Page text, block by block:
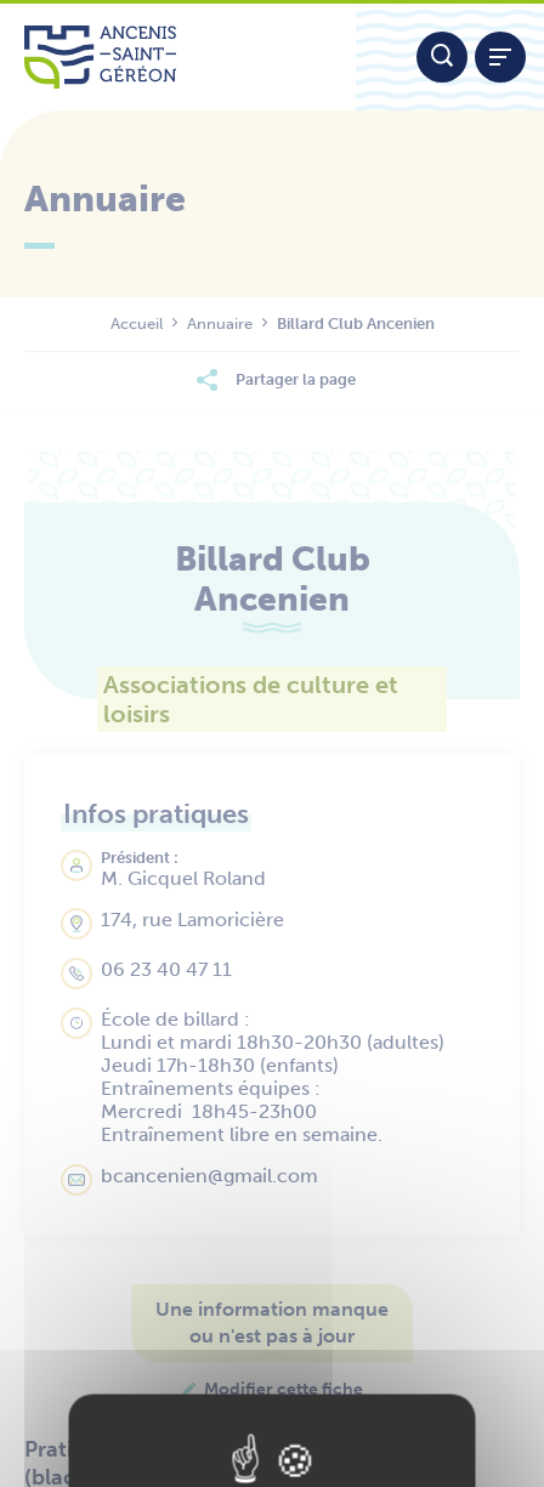
Aller
contenu
Annuaire
Accueil Annuaire Billard Club Ancenien
Partager la page
Billard Club
Ancenien
Associations de culture et
loisirs
Infos pratiques
Président :
M. Gicquel Roland
174, rue Lamoricière
06 23 40 47 11
École de billard :
Lundi et mardi 18h30-20h30 (adultes)
Jeudi 17h-18h30 (enfants)
Entraînements équipes :
Mercredi 18h45-23h00
Entraînement libre en semaine.
bcancenien@gmail.com
Une information manque
ou n'est pas à jour
Modifier cette fiche
Pratique sportive et loisir de billard anglais
(blackball)
Panneau de gestion des cookies